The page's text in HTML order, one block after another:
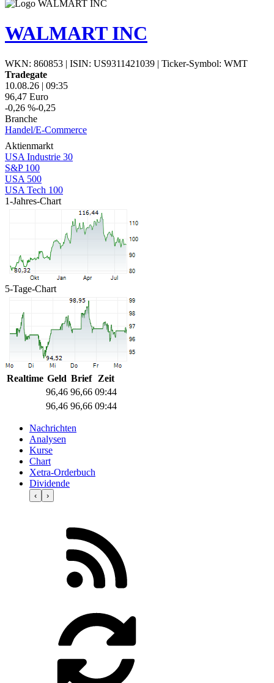
WALMART INC
WKN: 860853 | ISIN: US9311421039 | Ticker-Symbol: WMT
Tradegate
10.08.26 | 09:35
96,47 Euro
-0,26 %-0,25
Branche
Handel/E-Commerce
Aktienmarkt
USA Industrie 30
S&P 100
USA 500
USA Tech 100
1-Jahres-Chart
5-Tage-Chart
Realtime Geld Brief
Zeit
96,46 96,66 09:44
96,46 96,66 09:44
Nachrichten
Analysen
Kurse
Chart
Xetra-Orderbuch
Dividende
‹ ›